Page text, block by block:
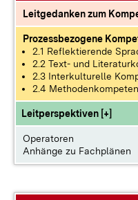
Leitgedanken zum
Prozessbezogene
2.1 Reflektierende
2.2 Text- und
2.3 Interkulturelle
2.4
Leitperspektiven [+]
Operatoren
Anhänge zu Fachplänen